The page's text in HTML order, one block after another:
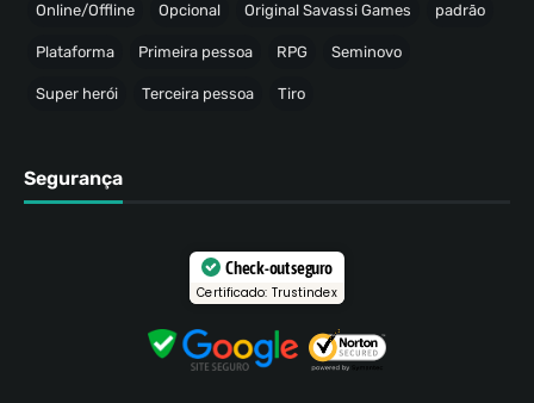
Online/Offline Opcional Original Savassi Games padrão
Plataforma Primeira pessoa RPG Seminovo
Super herói Terceira pessoa Tiro
Segurança
Check-out seguro
Certificado: Trustindex